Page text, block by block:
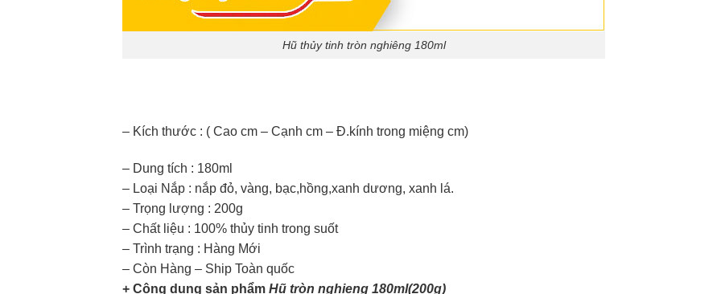
Hũ thủy tinh tròn nghiêng 180ml
– Kích thước : ( Cao cm – Cạnh cm – Đ.kính trong miệng cm)
– Dung tích : 180ml
– Loại Nắp : nắp đỏ, vàng, bạc,hồng,xanh dương, xanh lá.
– Trọng lượng : 200g
– Chất liệu : 100% thủy tinh trong suốt
– Trình trạng : Hàng Mới
– Còn Hàng – Ship Toàn quốc
+ Công dụng sản phẩm Hũ tròn nghieng 180ml(200g)